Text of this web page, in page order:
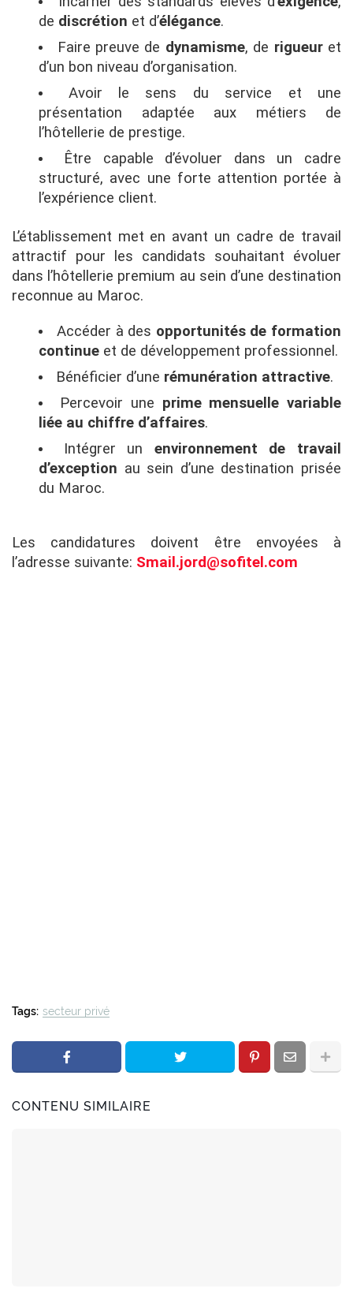
de discrétion et d’élégance.
Faire preuve de dynamisme, de rigueuret
d’un bon niveau d’organisation.
Avoir le sens du service et une
présentation adaptée aux métiers de
l’hôtellerie de prestige.
Être capable d’évoluer dans un cadre
structuré, avec une forte attention portée à
l’expérience client.
L’établissement met en avant un cadre de travail
attractif pour les candidats souhaitant évoluer
dans l’hôtellerie premium au sein d’une destination
reconnue au Maroc.
Accéder à des opportunités de formation
continue et de développement professionnel.
Bénéficier d’une rémunération attractive.
Percevoir une prime mensuelle variable
liée au chiffre d’affaires.
Intégrer un environnement de travail
d’exception au sein d’une destination prisée
du Maroc.
Les candidatures doivent être envoyées à
l’adresse suivante: Smail.jord@sofitel.com
Tags: secteur privé
CONTENU SIMILAIRE